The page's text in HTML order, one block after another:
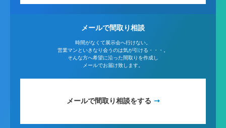
メールで間取り相談
時間がなくて展示会へ行けない。
営業マンといきなり会うのは気が引ける・・・。
そんな方へ希望に沿った間取りを作成し
メールでお届け致します。
メールで間取り相談をする